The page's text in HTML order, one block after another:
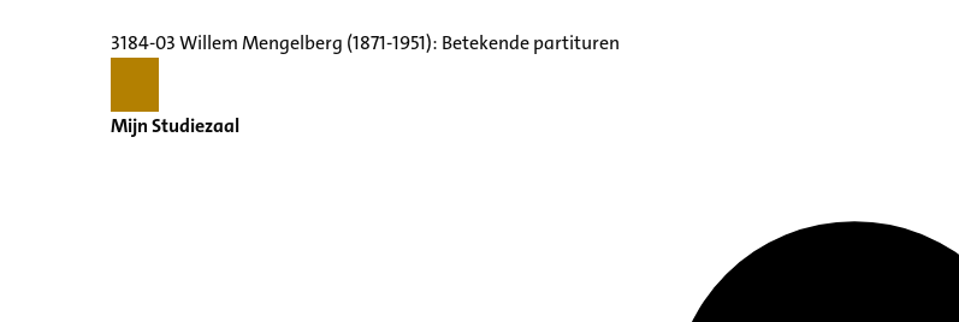
3184-03 Willem Mengelberg (1871-1951): Betekende partituren
Mijn Studiezaal